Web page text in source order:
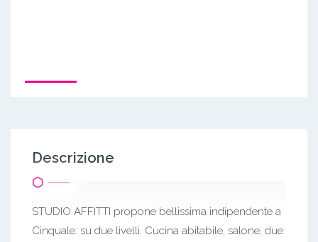
Descrizione
STUDIO AFFITTI propone bellissima indipendente a
Cinquale: su due livelli. Cucina abitabile, salone, due